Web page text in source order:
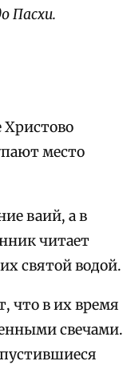
Пасхи.
Христово
место
ваий, а в
читает
святой водой.
что в их время
свечами.